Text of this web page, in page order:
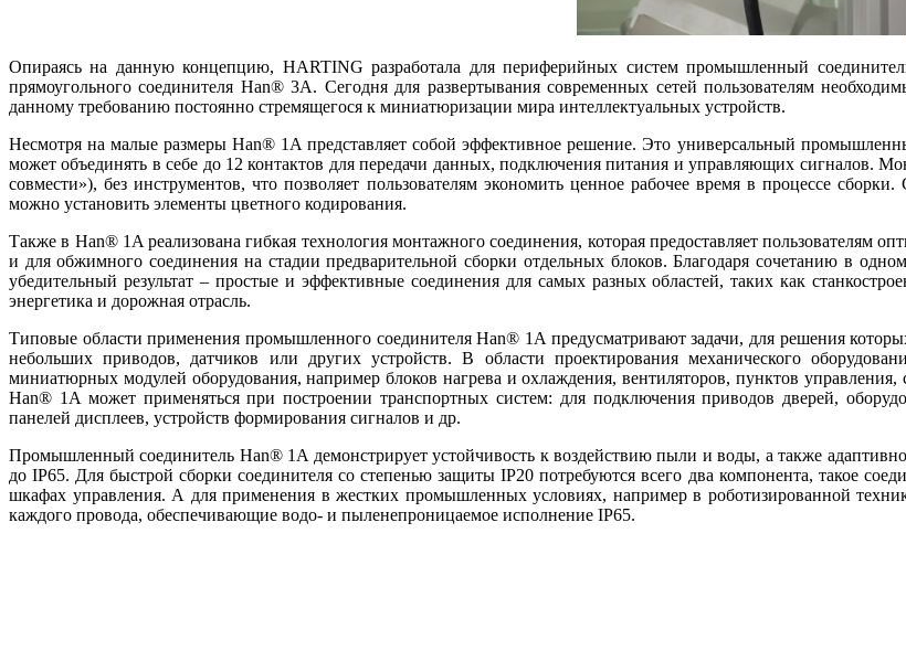
Опираясь на данную концепцию, HARTING разработала для периферийных систем промышленный
прямоугольного соединителя Han® 3A. Сегодня для развертывания современных сетей пользователям
данному требованию постоянно стремящегося к миниатюризации мира интеллектуальных устройств.
Несмотря на малые размеры Han® 1A представляет собой эффективное решение. Это универсальный
может объединять в себе до 12 контактов для передачи данных, подключения питания и управляющих
совмести»), без инструментов, что позволяет пользователям экономить ценное рабочее время в процессе
можно установить элементы цветного кодирования.
Также в Han® 1A реализована гибкая технология монтажного соединения, которая предоставляет пользователям
и для обжимного соединения на стадии предварительной сборки отдельных блоков. Благодаря сочетанию в
убедительный результат – простые и эффективные соединения для самых разных областей, таких как
энергетика и дорожная отрасль.
Типовые области применения промышленного соединителя Han® 1A предусматривают задачи, для решения
небольших приводов, датчиков или других устройств. В области проектирования механического
миниатюрных модулей оборудования, например блоков нагрева и охлаждения, вентиляторов, пунктов
Han® 1A может применяться при построении транспортных систем: для подключения приводов дверей,
панелей дисплеев, устройств формирования сигналов и др.
Промышленный соединитель Han® 1A демонстрирует устойчивость к воздействию пыли и воды, а также
до IP65. Для быстрой сборки соединителя со степенью защиты IP20 потребуются всего два компонента, такое
шкафах управления. А для применения в жестких промышленных условиях, например в роботизированной
каждого провода, обеспечивающие водо- и пыленепроницаемое исполнение IP65.